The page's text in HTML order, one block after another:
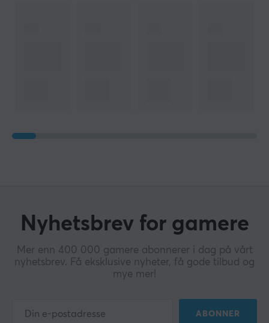
Produsentens garanti
Nyhetsbrev for gamere
Mer enn 400 000 gamere abonnerer i dag på vårt
nyhetsbrev. Få eksklusive nyheter, få gode tilbud og
mye mer!
ABONNER